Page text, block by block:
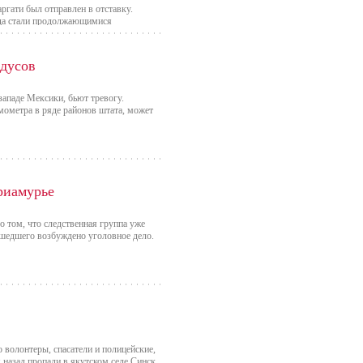
депутатом Слободской районной
был отправлен в отставку.
стали продолжающимися
этого закона происходило под
Участниками этих движений стали
шесть из которых военнослужащие.
Мексики, бьют тревогу.
в ряде районов штата, может
том, что следственная группа уже
возбуждено уголовное дело.
спасатели и полицейские,